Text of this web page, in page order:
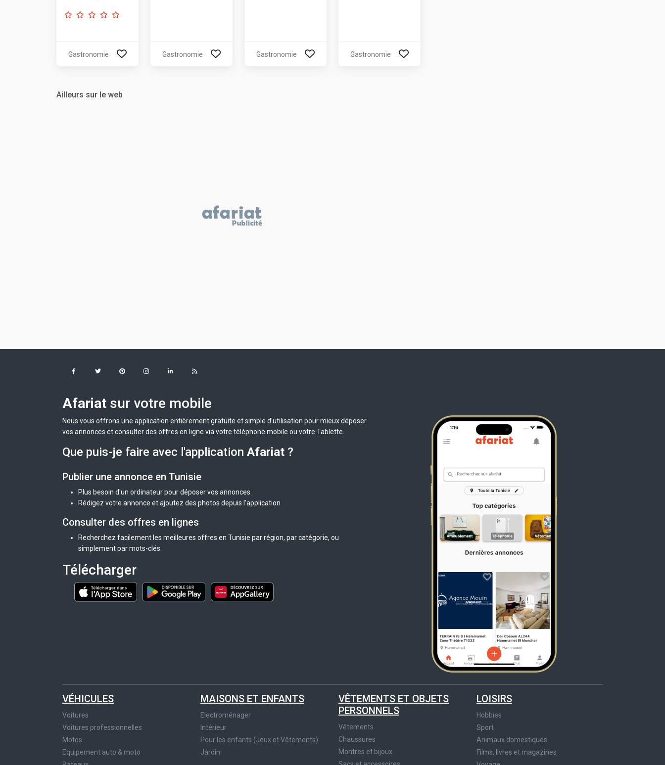
Gastronomie Gastronomie Gastronomie Gastronomie
Ailleurs sur le web
Afariat sur votre mobile
Nous vous offrons une application entièrement gratuite et simple d'utilisation pour mieux déposer
vos annonces et consulter des offres en ligne via votre téléphone mobile ou votre Tablette.
Que puis-je faire avec l'application Afariat ?
Publier une annonce en Tunisie
Plus besoin d'un ordinateur pour déposer vos annonces
Rédigez votre annonce et ajoutez des photos depuis l'application
Consulter des offres en lignes
Recherchez facilement les meilleures offres en Tunisie par région, par catégorie, ou
simplement par mots-clés.
Télécharger
VÉHICULES
Voitures
Voitures professionnelles
Motos
Equipement auto & moto
MAISONS ET ENFANTS
Electroménager
Intérieur
Pour les enfants (Jeux et Vêtements)
Jardin
VÊTEMENTS ET OBJETS
PERSONNELS
Vêtements
Chaussures
Montres et bijoux
LOISIRS
Hobbies
Sport
Animaux domestiques
Films, livres et magazines